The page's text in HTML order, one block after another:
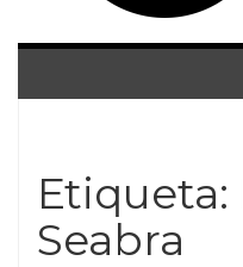
Etiqueta:
Seabra